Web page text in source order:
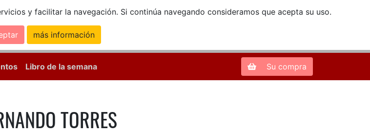
y facilitar la navegación. Si continúa navegando consideramos que acepta su uso.
más información
Zona de Clientes
Libro de la semana Su compra
TORRES